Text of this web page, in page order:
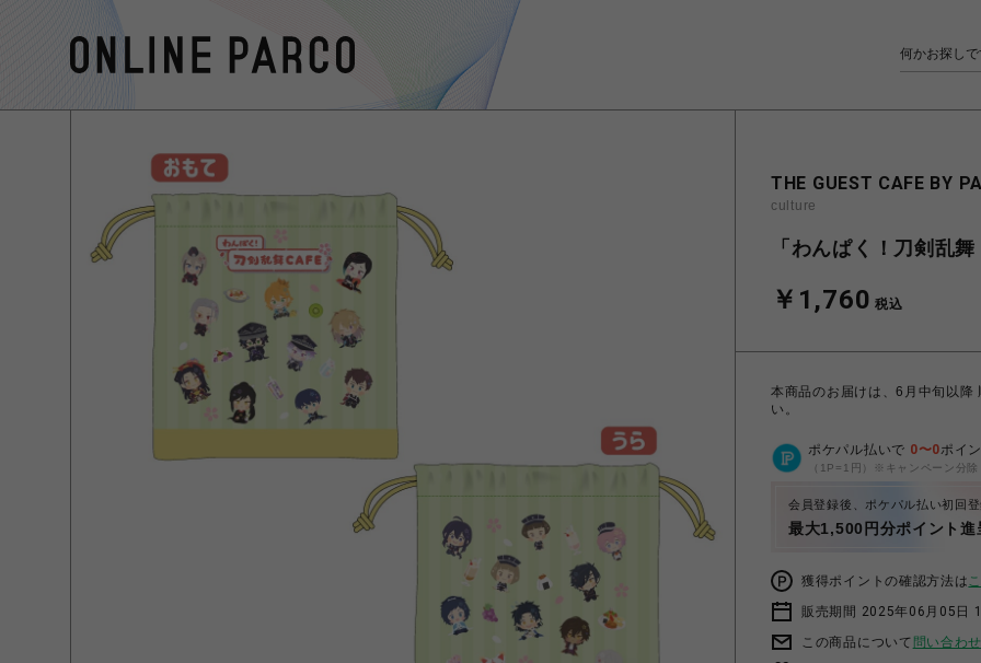
THE GUEST CAFE BY
culture
「わんぱく！刀剣乱
￥1,760 税込
本商品のお届けは、6月中旬以降
い。
ポケパル払いで 0〜0ポイ
（1P=1円）※キャンペーン分除
会員登録後、ポケパル払い初回
最大1,500円分ポイント進
獲得ポイントの確認方法は
販売期間 2025年06月05日
この商品について 問い合わ